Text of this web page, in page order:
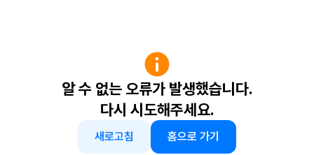
알 수 없는 오류가 발생했습니다.
다시 시도해주세요.
새로고침 홈으로 가기